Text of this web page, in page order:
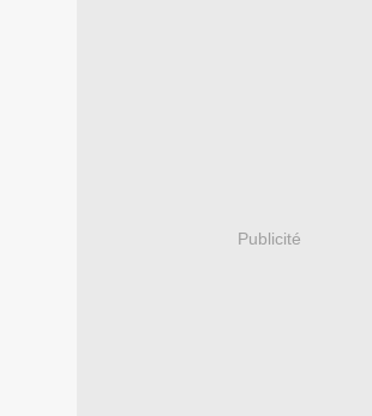
Publicité